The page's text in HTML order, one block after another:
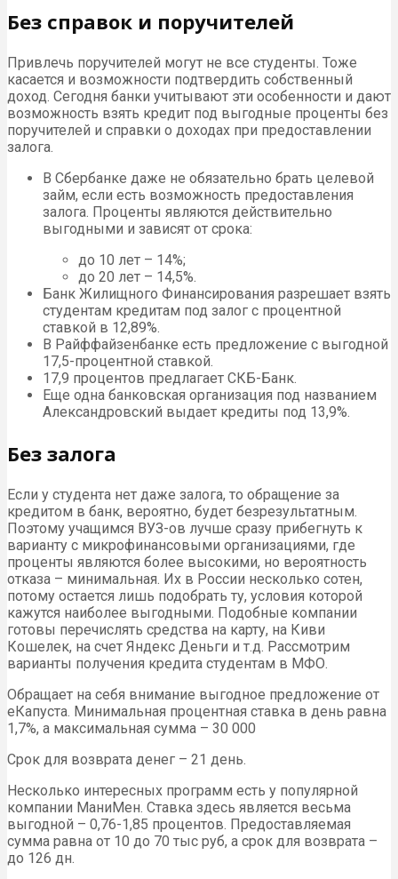
Без справок и поручителей
Привлечь поручителей могут не все студенты. Тоже
касается и возможности подтвердить собственный
доход. Сегодня банки учитывают эти особенности и дают
возможность взять кредит под выгодные проценты без
поручителей и справки о доходах при предоставлении
залога.
В Сбербанке даже не обязательно брать целевой
займ, если есть возможность предоставления
залога. Проценты являются действительно
выгодными и зависят от срока:
до 10 лет – 14%;
до 20 лет – 14,5%.
Банк Жилищного Финансирования разрешает взять
студентам кредитам под залог с процентной
ставкой в 12,89%.
В Райффайзенбанке есть предложение с выгодной
17,5-процентной ставкой.
17,9 процентов предлагает СКБ-Банк.
Еще одна банковская организация под названием
Александровский выдает кредиты под 13,9%.
Без залога
Если у студента нет даже залога, то обращение за
кредитом в банк, вероятно, будет безрезультатным.
Поэтому учащимся ВУЗ-ов лучше сразу прибегнуть к
варианту с микрофинансовыми организациями, где
проценты являются более высокими, но вероятность
отказа – минимальная. Их в России несколько сотен,
потому остается лишь подобрать ту, условия которой
кажутся наиболее выгодными. Подобные компании
готовы перечислять средства на карту, на Киви
Кошелек, на счет Яндекс Деньги и т.д. Рассмотрим
варианты получения кредита студентам в МФО.
Обращает на себя внимание выгодное предложение от
еКапуста. Минимальная процентная ставка в день равна
1,7%, а максимальная сумма – 30 000
Срок для возврата денег – 21 день.
Несколько интересных программ есть у популярной
компании МаниМен. Ставка здесь является весьма
выгодной – 0,76-1,85 процентов. Предоставляемая
сумма равна от 10 до 70 тыс руб, а срок для возврата –
до 126 дн.